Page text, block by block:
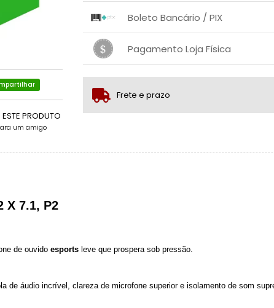
PRODUTO
um amigo
....
Boleto Bancário / PIX
....
Pagamento Loja Física
...
Frete e prazo
X 7.1, P2
de ouvido esports leve que prospera sob pressão.
de áudio incrível, clareza de microfone superior e isolamento de som